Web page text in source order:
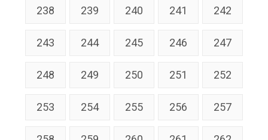
238 239 240 241 242
243 244 245 246 247
248 249 250 251 252
253 254 255 256 257